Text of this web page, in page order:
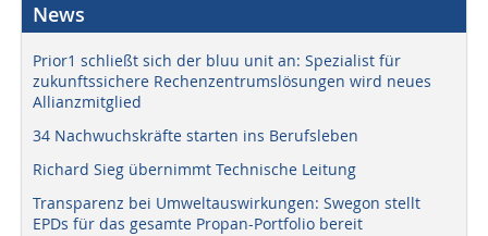
News
Prior1 schließt sich der bluu unit an: Spezialist für
zukunftssichere Rechenzentrumslösungen wird neues
Allianzmitglied
34 Nachwuchskräfte starten ins Berufsleben
Richard Sieg übernimmt Technische Leitung
Transparenz bei Umweltauswirkungen: Swegon stellt
EPDs für das gesamte Propan-Portfolio bereit